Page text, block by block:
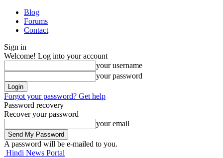
Blog
Forums
Contact
Sign in
Welcome! Log into your account
your username
your password
Forgot your password? Get help
Password recovery
Recover your password
your email
A password will be e-mailed to you.
Hindi News Portal